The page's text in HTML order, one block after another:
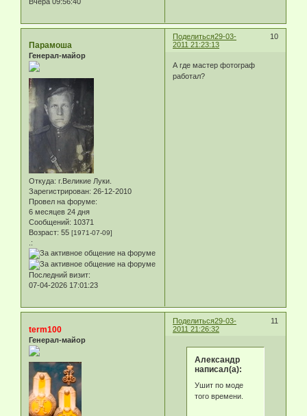
Поделиться 10
29-03-
2011 21:23:13
Парамоша
Генерал-майор
Откуда: г.Великие Луки.
Зарегистрирован: 26-12-2010
Провел на форуме:
6 месяцев 24 дня
Сообщений: 10371
Возраст: 55 [1971-07-09]
.:
Последний визит:
07-04-2026 17:01:23
А где мастер фотограф
работал?
Поделиться 11
29-03-
2011 21:26:32
term100
Генерал-майор
Александр
написал(а):
Ушит по моде
того времени.